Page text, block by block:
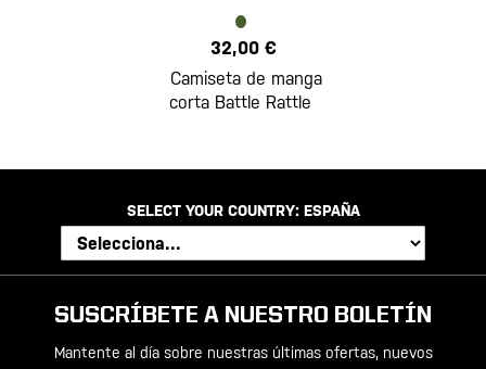
32,00 €
Camiseta de manga
corta Battle Rattle
SELECT YOUR COUNTRY: ESPAÑA
SUSCRÍBETE A NUESTRO BOLETÍN
Mantente al día sobre nuestras últimas ofertas, nuevos